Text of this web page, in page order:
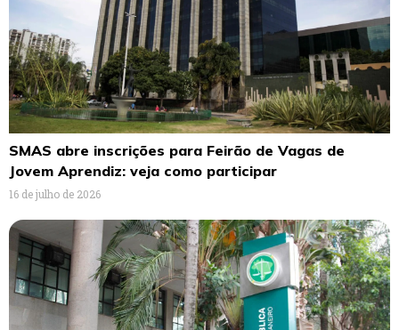
SMAS abre inscrições para Feirão de Vagas de
Jovem Aprendiz: veja como participar
16 de julho de 2026